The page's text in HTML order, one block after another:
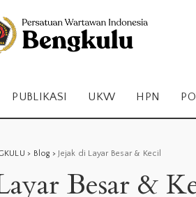
PUBLIKASI UKW HPN
> Blog > Jejak di Layar Besar & Kecil
Besar &